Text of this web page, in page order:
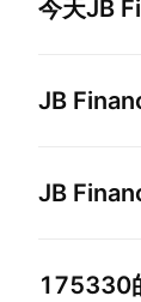
今天JB
JB
JB
175330